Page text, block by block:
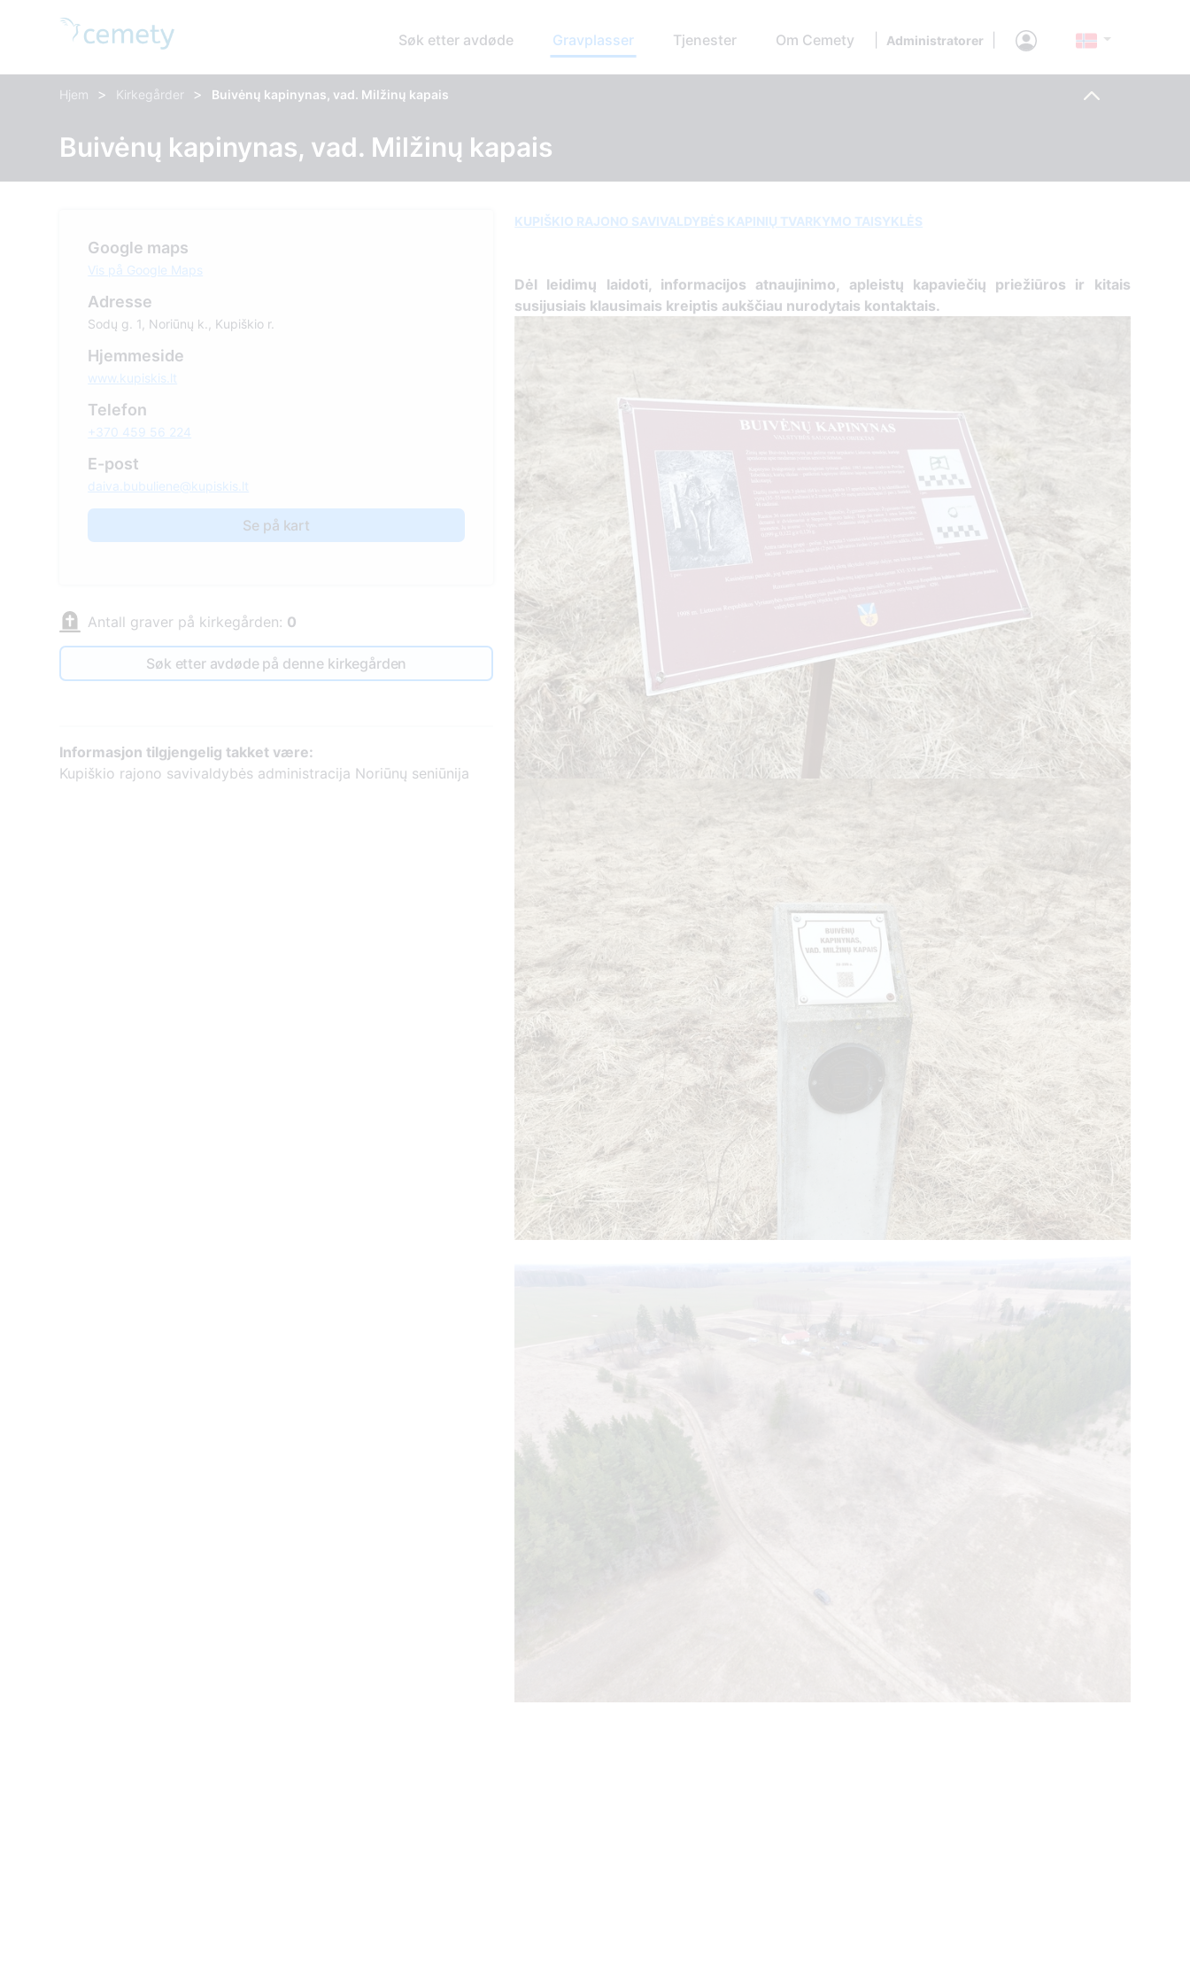
Søk etter avdøde Gravplasser Tjenester Om Cemety Administratorer
Hjem > Kirkegårder > Buivėnų kapinynas, vad. Milžinų kapais
Buivėnų kapinynas, vad. Milžinų kapais
Google maps
Vis på Google Maps
Adresse
Sodų g. 1, Noriūnų k., Kupiškio r.
Hjemmeside
www.kupiskis.lt
Telefon
+370 459 56 224
E-post
daiva.bubuliene@kupiskis.lt
Se på kart
Antall graver på kirkegården: 0
Søk etter avdøde på denne kirkegården
Informasjon tilgjengelig takket være:
Kupiškio rajono savivaldybės administracija Noriūnų seniūnija
KUPIŠKIO RAJONO SAVIVALDYBĖS KAPINIŲ TVARKYMO TAISYKLĖS
Dėl leidimų laidoti, ​informacijos atnaujinimo, apleistų kapaviečių priežiūros ir kitais
susijusiais klausimais kreiptis ​aukščiau nurodytais kontaktais.